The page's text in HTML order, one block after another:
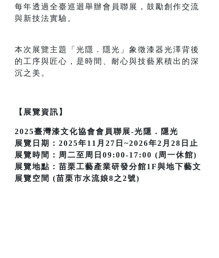
每年透過全臺巡迴舉辦會員聯展，鼓勵創作交流
與新技法實驗。
本次展覽主題「光隱．隱光」象徵漆器光澤背後
的工序與匠心，是時間、耐心與技藝累積出的深
沉之美。
【展覽資訊】
2025臺灣漆文化協會會員聯展-光隱．隱光
展覽日期：2025年11月27日~2026年2月28日止
展覽時間：周二至周日09:00-17:00 (周一休館)
展覽地點：苗栗工藝產業研發分館1F與地下藝文
展覽空間 (苗栗市水流娘8之2號)